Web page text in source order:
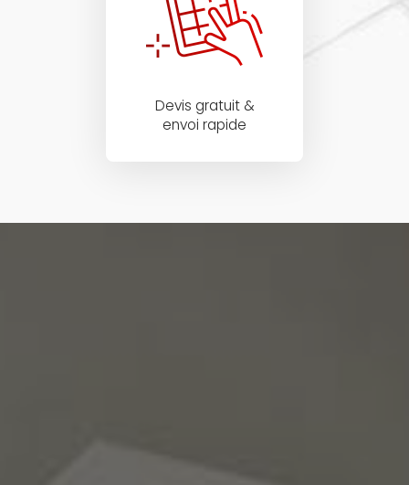
Devis gratuit &
envoi rapide